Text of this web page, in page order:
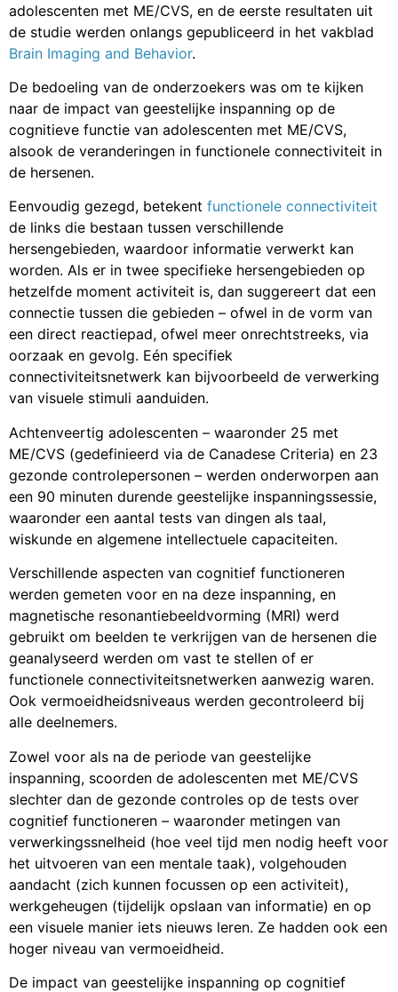
adolescenten met ME/CVS, en de eerste resultaten uit
de studie werden onlangs gepubliceerd in het vakblad
Brain Imaging and Behavior.
De bedoeling van de onderzoekers was om te kijken
naar de impact van geestelijke inspanning op de
cognitieve functie van adolescenten met ME/CVS,
alsook de veranderingen in functionele connectiviteit in
de hersenen.
Eenvoudig gezegd, betekent functionele connectiviteit
de links die bestaan tussen verschillende
hersengebieden, waardoor informatie verwerkt kan
worden. Als er in twee specifieke hersengebieden op
hetzelfde moment activiteit is, dan suggereert dat een
connectie tussen die gebieden – ofwel in de vorm van
een direct reactiepad, ofwel meer onrechtstreeks, via
oorzaak en gevolg. Eén specifiek
connectiviteitsnetwerk kan bijvoorbeeld de verwerking
van visuele stimuli aanduiden.
Achtenveertig adolescenten – waaronder 25 met
ME/CVS (gedefinieerd via de Canadese Criteria) en 23
gezonde controlepersonen – werden onderworpen aan
een 90 minuten durende geestelijke inspanningssessie,
waaronder een aantal tests van dingen als taal,
wiskunde en algemene intellectuele capaciteiten.
Verschillende aspecten van cognitief functioneren
werden gemeten voor en na deze inspanning, en
magnetische resonantiebeeldvorming (MRI) werd
gebruikt om beelden te verkrijgen van de hersenen die
geanalyseerd werden om vast te stellen of er
functionele connectiviteitsnetwerken aanwezig waren.
Ook vermoeidheidsniveaus werden gecontroleerd bij
alle deelnemers.
Zowel voor als na de periode van geestelijke
inspanning, scoorden de adolescenten met ME/CVS
slechter dan de gezonde controles op de tests over
cognitief functioneren – waaronder metingen van
verwerkingssnelheid (hoe veel tijd men nodig heeft voor
het uitvoeren van een mentale taak), volgehouden
aandacht (zich kunnen focussen op een activiteit),
werkgeheugen (tijdelijk opslaan van informatie) en op
een visuele manier iets nieuws leren. Ze hadden ook een
hoger niveau van vermoeidheid.
De impact van geestelijke inspanning op cognitief